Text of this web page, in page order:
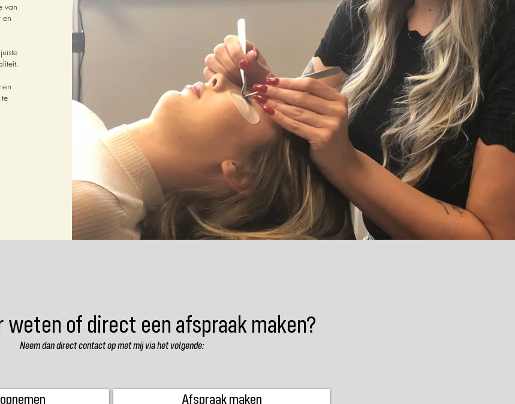
van
en
weten of direct een afspraak maken?
Neem dan direct contact op met mij via het volgende:
Afspraak maken